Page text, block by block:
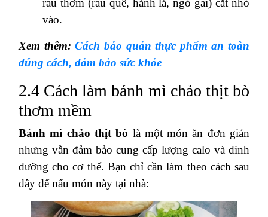
rau thơm (rau quế, hành lá, ngò gai) cắt nhỏ
vào.
Xem thêm:Cách bảo quản thực phẩm an toàn
đúng cách, đảm bảo sức khỏe
2.4 Cách làm bánh mì chảo thịt bò
thơm mềm
Bánh mì chảo thịt bò là một món ăn đơn giản
nhưng vẫn đảm bảo cung cấp lượng calo và dinh
dưỡng cho cơ thể. Bạn chỉ cần làm theo cách sau
đây để nấu món này tại nhà: